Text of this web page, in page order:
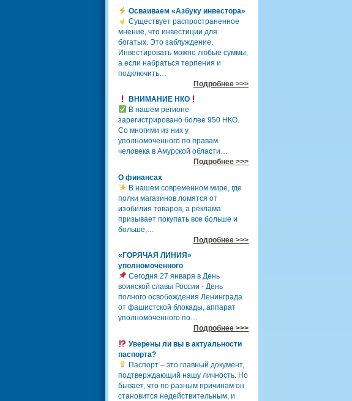
Осваиваем «Азбуку инвестора»
Существует распространенное
мнение, что инвестиции для
богатых. Это заблуждение.
Инвестировать можно любые суммы,
а если набраться терпения и
подключить…
Подробнее >>>
ВНИМАНИЕ НКО
В нашем регионе
зарегистрировано более 950 НКО.
Со многими из них у
уполномоченного по правам
человека в Амурской области…
Подробнее >>>
О финансах
В нашем современном мире, где
полки магазинов ломятся от
изобилия товаров, а реклама
призывает покупать все больше и
больше,…
Подробнее >>>
«ГОРЯЧАЯ ЛИНИЯ»
уполномоченного
Сегодня 27 января в День
воинской славы России - День
полного освобождения Ленинграда
от фашистской блокады, аппарат
уполномоченного по…
Подробнее >>>
Уверены ли вы в актуальности
паспорта?
Паспорт – это главный документ,
подтверждающий нашу личность. Но
бывает, что по разным причинам он
становится недействительным, и